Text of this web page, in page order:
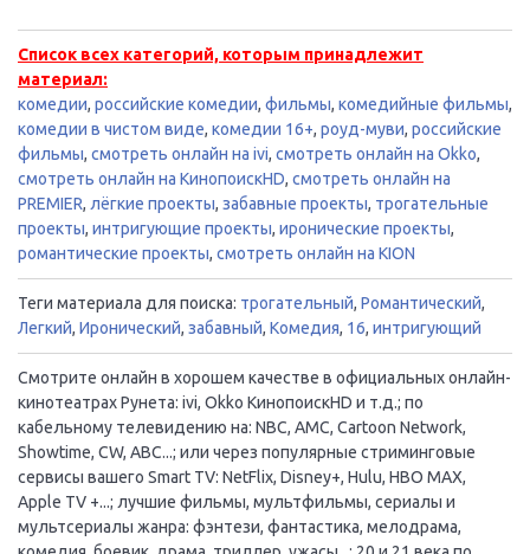
Список всех категорий, которым принадлежит
материал:
комедии, российские комедии, фильмы, комедийные фильмы,
комедии в чистом виде, комедии 16+, роуд-муви, российские
фильмы, смотреть онлайн на ivi, смотреть онлайн на Okko,
смотреть онлайн на КинопоискHD, смотреть онлайн на
PREMIER, лёгкие проекты, забавные проекты, трогательные
проекты, интригующие проекты, иронические проекты,
романтические проекты, смотреть онлайн на KION
Теги материала для поиска: трогательный, Романтический,
Легкий, Иронический, забавный, Комедия, 16, интригующий
Смотрите онлайн в хорошем качестве в официальных онлайн-
кинотеатрах Рунета: ivi, Okko КинопоискHD и т.д.; по
кабельному телевидению на: NBC, AMC, Cartoon Network,
Showtime, CW, ABC...; или через популярные стриминговые
сервисы вашего Smart TV: NetFlix, Disney+, Hulu, HBO MAX,
Apple TV +...; лучшие фильмы, мультфильмы, сериалы и
мультсериалы жанра: фэнтези, фантастика, мелодрама,